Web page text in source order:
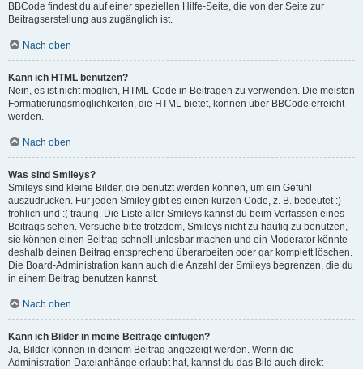
BBCode findest du auf einer speziellen Hilfe-Seite, die von der Seite zur
Beitragserstellung aus zugänglich ist.
Nach oben
Kann ich HTML benutzen?
Nein, es ist nicht möglich, HTML-Code in Beiträgen zu verwenden. Die meisten
Formatierungsmöglichkeiten, die HTML bietet, können über BBCode erreicht
werden.
Nach oben
Was sind Smileys?
Smileys sind kleine Bilder, die benutzt werden können, um ein Gefühl
auszudrücken. Für jeden Smiley gibt es einen kurzen Code, z. B. bedeutet :)
fröhlich und :( traurig. Die Liste aller Smileys kannst du beim Verfassen eines
Beitrags sehen. Versuche bitte trotzdem, Smileys nicht zu häufig zu benutzen,
sie können einen Beitrag schnell unlesbar machen und ein Moderator könnte
deshalb deinen Beitrag entsprechend überarbeiten oder gar komplett löschen.
Die Board-Administration kann auch die Anzahl der Smileys begrenzen, die du
in einem Beitrag benutzen kannst.
Nach oben
Kann ich Bilder in meine Beiträge einfügen?
Ja, Bilder können in deinem Beitrag angezeigt werden. Wenn die
Administration Dateianhänge erlaubt hat, kannst du das Bild auch direkt